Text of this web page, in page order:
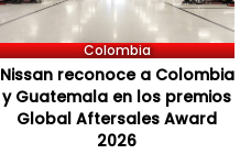
Colombia
Nissan reconoce a Colombia
y Guatemala en los premios
Global Aftersales Award
2026